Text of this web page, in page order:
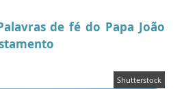
de fé do Papa João
Shutterstock